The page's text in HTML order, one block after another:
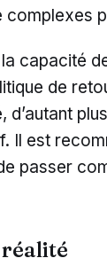
capacité
de
plus
Il est
passer
réalité